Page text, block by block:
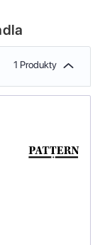
1 Produkty